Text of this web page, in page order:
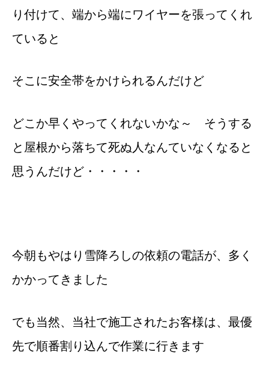
り付けて、端から端にワイヤーを張ってくれ
ていると
そこに安全帯をかけられるんだけど
どこか早くやってくれないかな～ そうする
と屋根から落ちて死ぬ人なんていなくなると
思うんだけど・・・・・
今朝もやはり雪降ろしの依頼の電話が、多く
かかってきました
でも当然、当社で施工されたお客様は、最優
先で順番割り込んで作業に行きます